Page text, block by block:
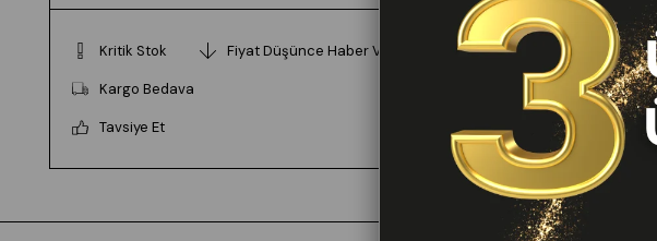
Beden seçimi vücut tipine göre değişiklik
gösterebilir.
Daha rahat kalıp isteyenler bir beden büyük tercih
Kritik Stok Fiyat Düşünce Haber Ver
Kargo Bedava
Tavsiye Et